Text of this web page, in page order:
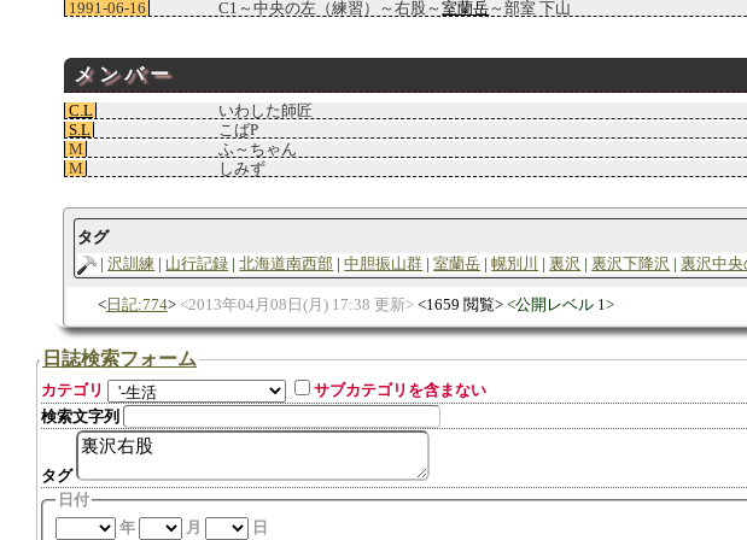
1991-06-16 C1～中央の左（練習）～右股～室蘭岳～部室 下山
メンバー
C.L
いわした師匠
S.L
こばP
M
ふ～ちゃん
M
しみず
タグ
沢訓練
山行記録 北海道南西部 中胆振山群 室蘭岳 幌別川 裏沢 裏沢下降沢 裏沢中
日記:774 2013年04月08日(月) 17:38 更新 1659 閲覧 公開レベル 1
日誌検索フォーム
カテゴリ
サブカテゴリを含まない
検索文字列
タグ
日付
年
月 日